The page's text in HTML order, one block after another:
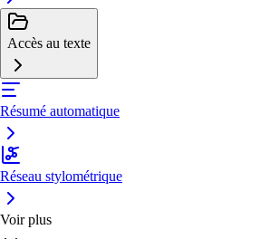
Accès au texte
Résumé automatique
Réseau stylométrique
Voir plus